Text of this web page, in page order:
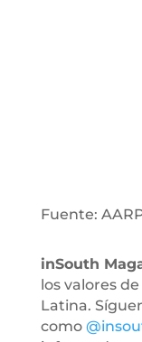
Fuente:
inSouth
los valores
Latina.
como